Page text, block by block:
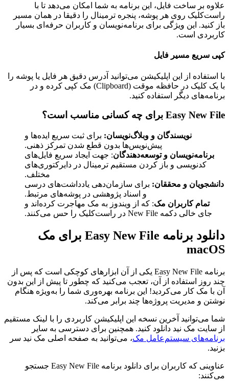
علاوه بر ساخت فایل، این برنامه به شما امکان می‌دهد تا با
راست‌کلیک روی هر پوشه، پنجره ترمینال را دقیقا در همان مسیر
باز کنید. این ویژگی برای برنامه‌نویسان و کاربران حرفه‌ای بسیار
کاربردی است.
کپی سریع مسیر فایل
با استفاده از این اپلیکیشن می‌توانید آدرس دقیق هر فایل یا پوشه را
با یک کلیک در حافظه موقت (Clipboard) مک کپی کرده و در
برنامه‌های دیگر استفاده کنید.
Easy New File برای چه کسانی مناسب است؟
نویسندگان و وبلاگ‌نویسان: برای ثبت سریع ایده‌ها و
پیش‌نویس‌ها بدون قطع شدن تمرکز ذهنی.
برنامه‌نویسان و توسعه‌دهندگان: جهت ایجاد سریع فایل‌های
کدنویسی و باز کردن مستقیم ترمینال در دایرکتوری‌های
مختلف.
دانشجویان و محققان: برای سازمان‌دهی یادداشت‌های درسی
و اسناد پژوهشی در پوشه‌های مرتبط.
تمام کاربران مک: که از ویندوز به مک مهاجرت کرده‌اند و
جای خالی دکمه New File در راست‌کلیک را حس می‌کنند.
دانلود برنامه Easy New File برای مک
macOS
برنامه Easy New File یکی از آن ابزارهای کوچکی است که پس از
چند روز استفاده از آن، تعجب می‌کنید که چطور تا پیش از این بدون
آن با مک کار می‌کردید! این برنامه بهره‌وری شما را به‌ویژه هنگام
نوشتن و مدیریت پروژه‌ها چند برابر می‌کند.
شما می‌توانید آخرین نسخه این اپلیکیشن کاربردی را با لینک مستقیم
از سایت مک‌ نید دانلود کنید. همچنین برای دسترسی به سایر
برنامه‌های سیستم‌عامل مک، می‌توانید به صفحه اصلی مک ‌نید سر
بزنید.
عناوینی که کاربران برای دانلود برنامه Easy New File جستجو
می‌کنند: